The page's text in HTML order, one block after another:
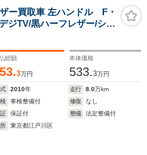
ー買取車 左ハンドル F・
ジTV/黒ハーフレザー/シー
/20インチAW/パワーシー
/ドラレコ/ETC/キーレス
総額
3万円
本体価格
533.3万円
2010年 走行 8.0万km
車検整備付 修復
なし
保証付 整備
法定整備付
東京都江戸川区